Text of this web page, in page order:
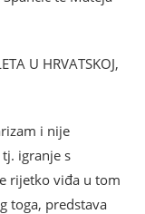
U HRVATSKOJ,
i nije
igranje s
rijetko viđa u tom
toga, predstava